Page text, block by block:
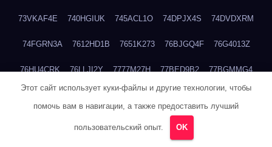
73VKAF4E 740HGIUK 745ACL1O 74DPJX4S 74DVDXRM
74FGRN3A 7612HD1B 7651K273 76BJGQ4F 76G4013Z
76HU4CRK 76LLJI2Y 7777M27H 77BED9B2 77BGMMG4
77TABW20 780FZHSV 78Q29S80
Этот сайт использует куки-файлы и другие технологии, чтобы
помочь вам в навигации, а также предоставить лучший
пользовательский опыт. OK